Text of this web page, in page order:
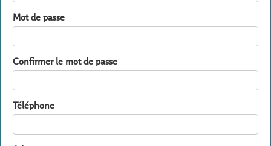
Mot de passe
Confirmer le mot de passe
Téléphone